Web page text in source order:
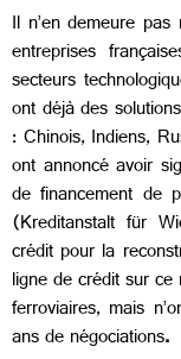
Il n’en demeure
entreprises
secteurs
ont déjà des
: Chinois, Indiens,
ont annoncé avoir
de financement de
(Kreditanstalt für
crédit pour la
ligne de crédit sur
ferroviaires, mais
ans de négociations.